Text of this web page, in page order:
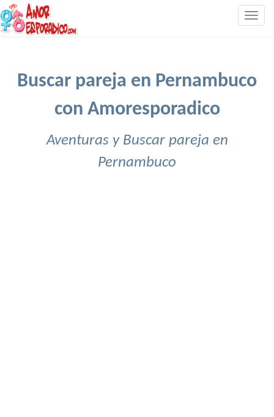
Buscar pareja en Pernambuco
con Amoresporadico
Aventuras y Buscar pareja en
Pernambuco